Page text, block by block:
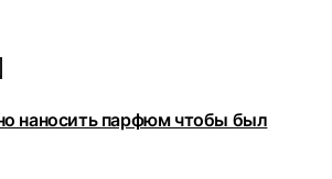
наносить парфюм чтобы был